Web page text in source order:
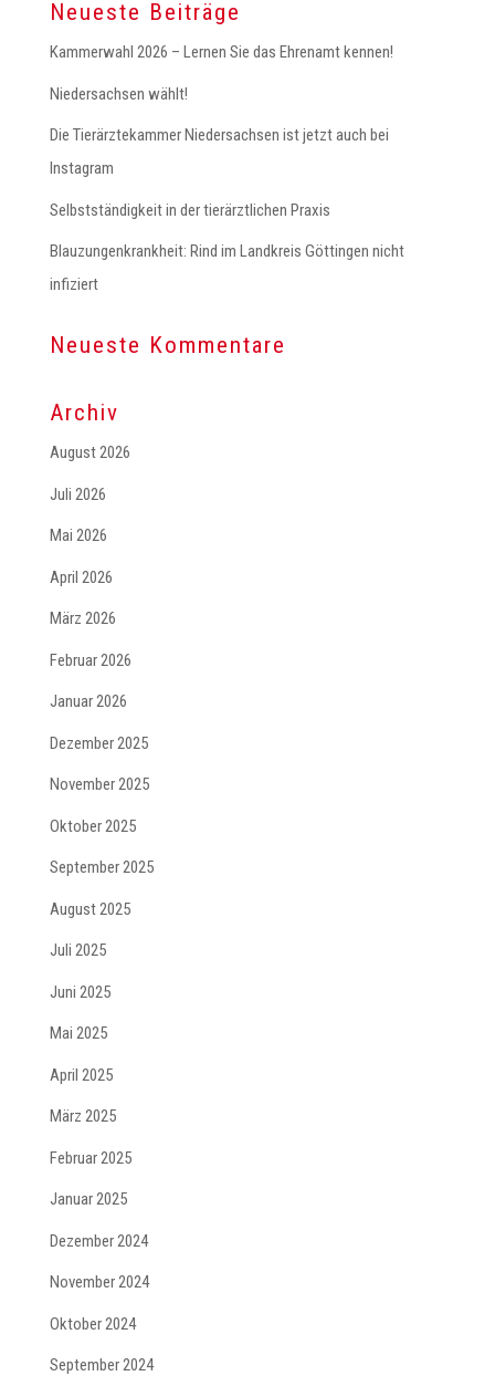
Neueste Beiträge
Kammerwahl 2026 – Lernen Sie das Ehrenamt kennen!
Niedersachsen wählt!
Die Tierärztekammer Niedersachsen ist jetzt auch bei
Instagram
Selbstständigkeit in der tierärztlichen Praxis
Blauzungenkrankheit: Rind im Landkreis Göttingen nicht
infiziert
Neueste Kommentare
Archiv
August 2026
Juli 2026
Mai 2026
April 2026
März 2026
Februar 2026
Januar 2026
Dezember 2025
November 2025
Oktober 2025
September 2025
August 2025
Juli 2025
Juni 2025
Mai 2025
April 2025
März 2025
Februar 2025
Januar 2025
Dezember 2024
November 2024
Oktober 2024
September 2024